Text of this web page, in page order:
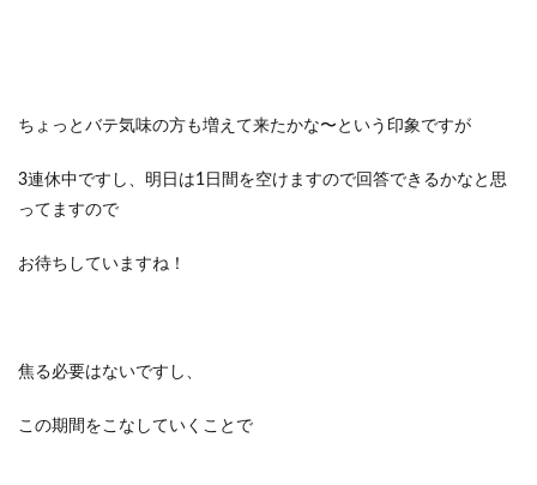
ちょっとバテ気味の方も増えて来たかな〜という印象ですが
3連休中ですし、明日は1日間を空けますので回答できるかなと思
ってますので
お待ちしていますね！
焦る必要はないですし、
この期間をこなしていくことで